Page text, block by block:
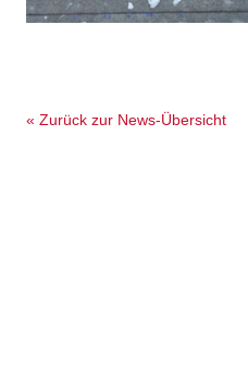
« Zurück zur News-Übersicht